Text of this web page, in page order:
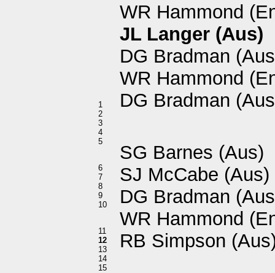
1
2
3
4
5
6
7
8
9
10
11
12
13
14
15
WR Hammond
JL Langer (Aus)
DG Bradman
WR Hammond
DG Bradman
SG Barnes (Aus)
SJ McCabe (Aus)
DG Bradman
WR Hammond
RB Simpson